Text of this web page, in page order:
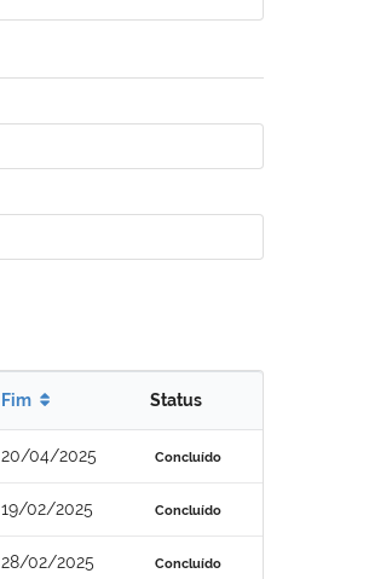
Fim Status
20/04/2025 Concluído
19/02/2025 Concluído
28/02/2025 Concluído